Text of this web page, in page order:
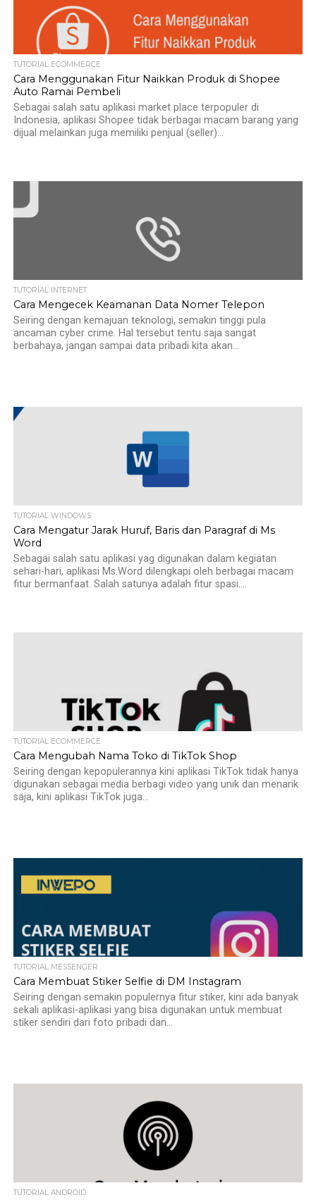
TUTORIAL ECOMMERCE
Cara Menggunakan Fitur Naikkan Produk di Shopee
Auto Ramai Pembeli
Sebagai salah satu aplikasi market place terpopuler di
Indonesia, aplikasi Shopee tidak berbagai macam barang yang
dijual melainkan juga memiliki penjual (seller)...
TUTORIAL INTERNET
Cara Mengecek Keamanan Data Nomer Telepon
Seiring dengan kemajuan teknologi, semakin tinggi pula
ancaman cyber crime. Hal tersebut tentu saja sangat
berbahaya, jangan sampai data pribadi kita akan...
TUTORIAL WINDOWS
Cara Mengatur Jarak Huruf, Baris dan Paragraf di Ms
Word
Sebagai salah satu aplikasi yag digunakan dalam kegiatan
sehari-hari, aplikasi Ms.Word dilengkapi oleh berbagai macam
fitur bermanfaat. Salah satunya adalah fitur spasi....
TUTORIAL ECOMMERCE
Cara Mengubah Nama Toko di TikTok Shop
Seiring dengan kepopulerannya kini aplikasi TikTok tidak hanya
digunakan sebagai media berbagi video yang unik dan menarik
saja, kini aplikasi TikTok juga...
TUTORIAL MESSENGER
Cara Membuat Stiker Selfie di DM Instagram
Seiring dengan semakin populernya fitur stiker, kini ada banyak
sekali aplikasi-aplikasi yang bisa digunakan untuk membuat
stiker sendiri dari foto pribadi dan...
TUTORIAL ANDROID